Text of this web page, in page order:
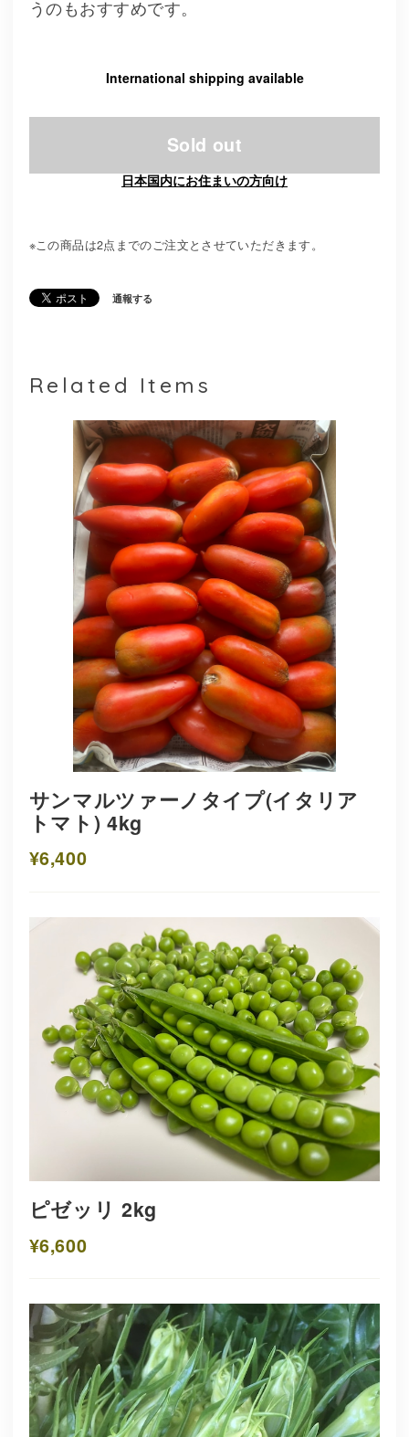
うのもおすすめです。
International shipping available
Sold out
日本国内にお住まいの方向け
※この商品は2点までのご注文とさせていただきます。
通報する
Related Items
サンマルツァーノタイプ(イタリア
トマト) 4kg
¥6,400
ピゼッリ 2kg
¥6,600